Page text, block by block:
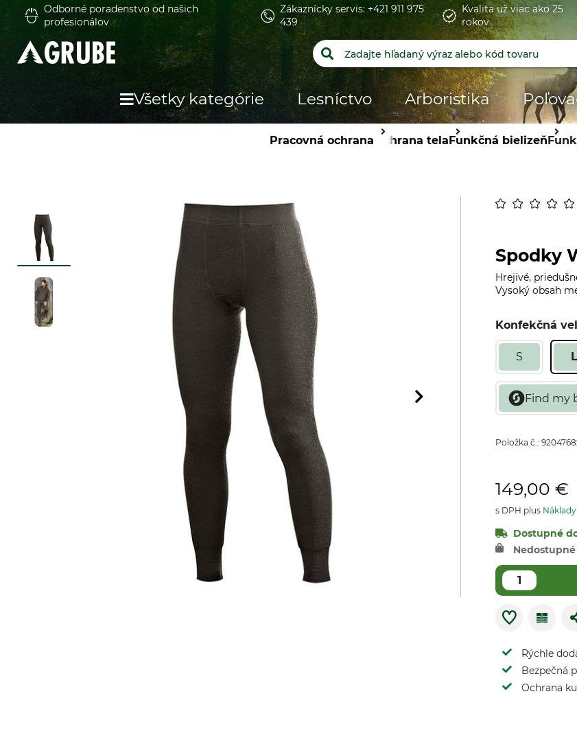
Odborné poradenstvo od našich
profesionálov
Zákaznícky servis: +421 911 975
439
Kvalita už viac ako 25
rokov
Všetky kategórie Lesníctvo Arboristika
Pracovná ochrana Ochrana telaFunkčná bielizeň
Spodky
Hrejivé,
Vysoký obsah
Konfekčná
S L
Položka č.:
149,00 €
s DPH plus
Dostupné
Rýchle
Bezpečná
Ochrana